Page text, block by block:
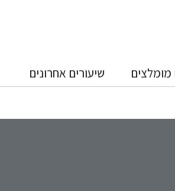
מומלצים שיעורים אחרונים